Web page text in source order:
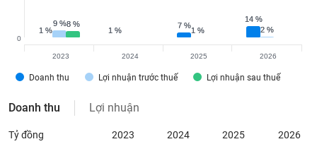
1 %
1 % 1 %
1 %
7 %
7 %
14 %
14 %
9 %
9 %
1 %
1 % 2 %
2 %
8 %
8 %
Doanh thu Lợi nhuận trước thuế Lợi nhuận sau thuế
0
2023 2024 2025 2026
Doanh thu Lợi nhuận
Tỷ đồng 2023 2024 2025
2026